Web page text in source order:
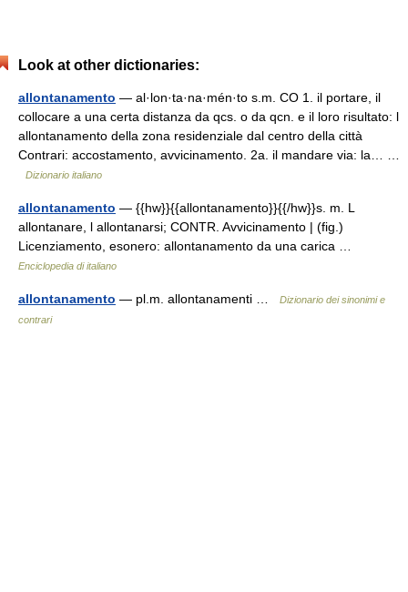
Look at other dictionaries:
allontanamento — al·lon·ta·na·mén·to s.m. CO 1. il portare, il
collocare a una certa distanza da qcs. o da qcn. e il loro risultato: l
allontanamento della zona residenziale dal centro della città
Contrari: accostamento, avvicinamento. 2a. il mandare via: la… …
Dizionario italiano
allontanamento — {{hw}}{{allontanamento}}{{/hw}}s. m. L
allontanare, l allontanarsi; CONTR. Avvicinamento | (fig.)
Licenziamento, esonero: allontanamento da una carica …
Enciclopedia di italiano
allontanamento — pl.m. allontanamenti …
Dizionario dei sinonimi e
contrari